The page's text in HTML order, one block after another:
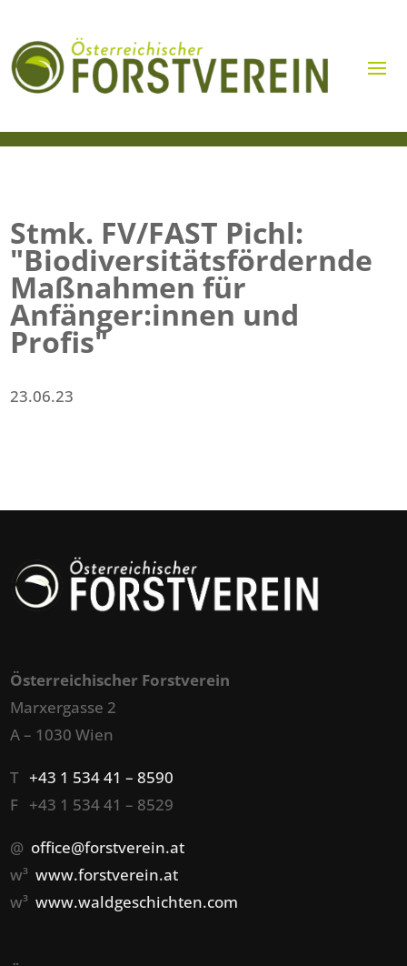
Stmk. FV/FAST Pichl:
"Biodiversitätsfördernde
Maßnahmen für
Anfänger:innen und
Profis"
23.06.23
Österreichischer Forstverein
Marxergasse 2
A – 1030 Wien
T+43 1 534 41 – 8590
F +43 1 534 41 – 8529
@ office@forstverein.at
w³www.forstverein.at
w³www.waldgeschichten.com